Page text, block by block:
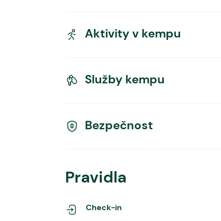
Aktivity v kempu
Služby kempu
Bezpečnost
Pravidla
Check-in